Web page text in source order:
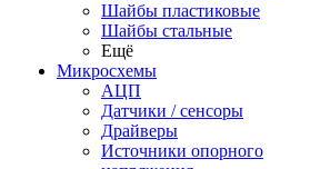
Шайбы пластиковые
Шайбы стальные
Ещё
Микросхемы
АЦП
Датчики / сенсоры
Драйверы
Источники опорного